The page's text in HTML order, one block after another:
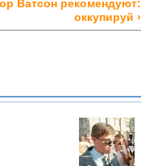
Ватсон рекомендуют:
оккупируй ›